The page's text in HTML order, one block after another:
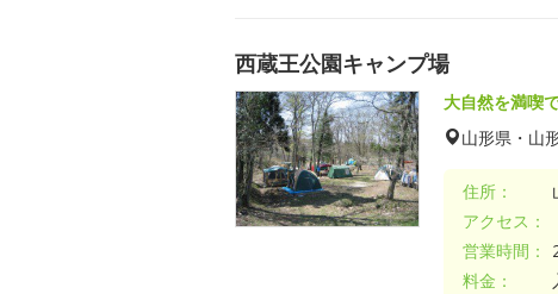
西蔵王公園キャンプ場
大自然を満喫
山形県・山
住所：
アクセス：
営業時間：
料金：